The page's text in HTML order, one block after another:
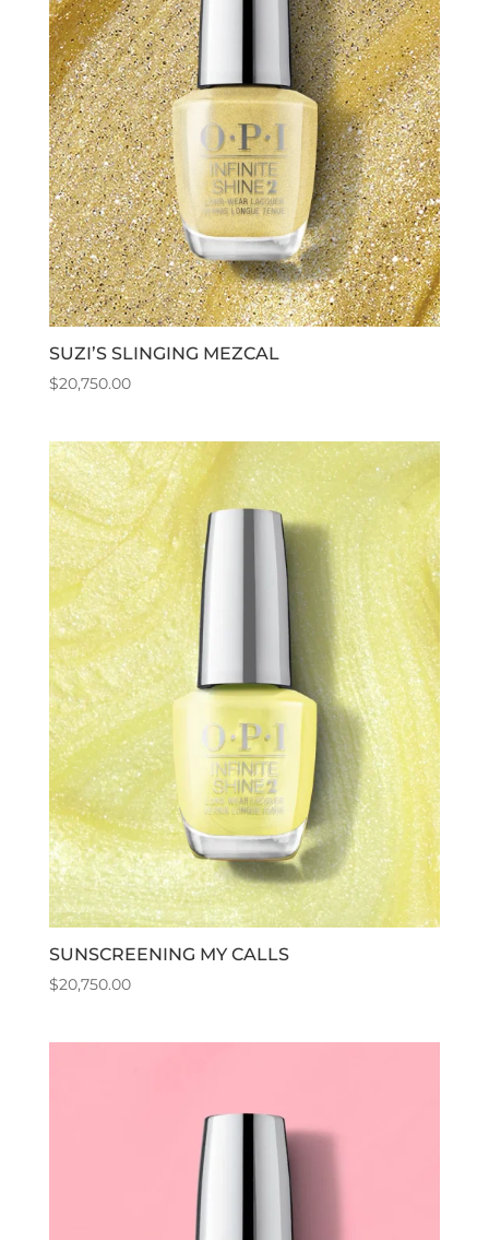
SUZI’S SLINGING MEZCAL
$20,750.00
SUNSCREENING MY CALLS
$20,750.00